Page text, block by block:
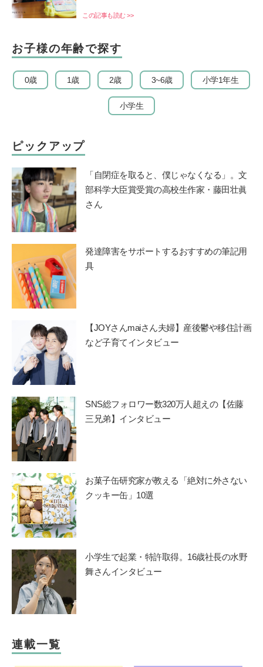
この記事も読む >>
お子様の年齢で探す
0歳 1歳 2歳 3~6歳 小学1年生
小学生
ピックアップ
「自閉症を取ると、僕じゃなくなる」。文
部科学大臣賞受賞の高校生作家・藤田壮眞
さん
発達障害をサポートするおすすめの筆記用
具
【JOYさんmaiさん夫婦】産後鬱や移住計画
など子育てインタビュー
SNS総フォロワー数320万人超えの【佐藤
三兄弟】インタビュー
お菓子缶研究家が教える「絶対に外さない
クッキー缶」10選
小学生で起業・特許取得。16歳社長の水野
舞さんインタビュー
連載一覧